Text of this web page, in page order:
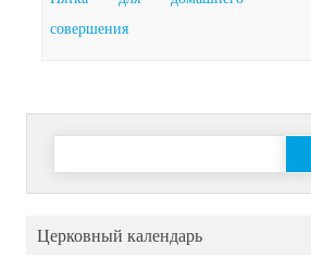
совершения
Найти:
Церковный календарь